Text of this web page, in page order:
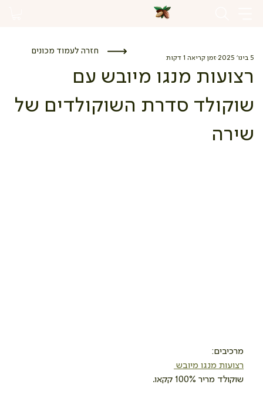
חזרה לעמוד מכונים
רצועות מנגו מיובש עם
שוקולד סדרת השוקולדים של
שירה
5 בינו׳ 2025 זמן קריאה 1 דקות
מרכיבים:
רצועות מנגו מיובש
שוקולד מריר 100% קקאו.